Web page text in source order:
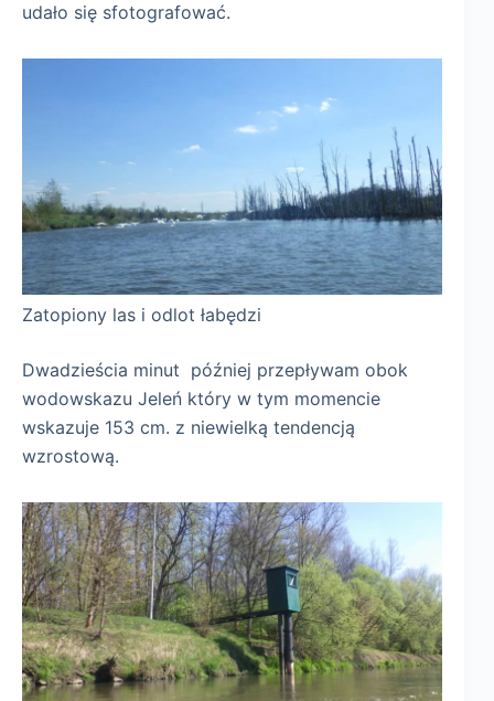
udało się sfotografować.
Zatopiony las i odlot łabędzi
Dwadzieścia minut później przepływam obok
wodowskazu Jeleń który w tym momencie
wskazuje 153 cm. z niewielką tendencją
wzrostową.